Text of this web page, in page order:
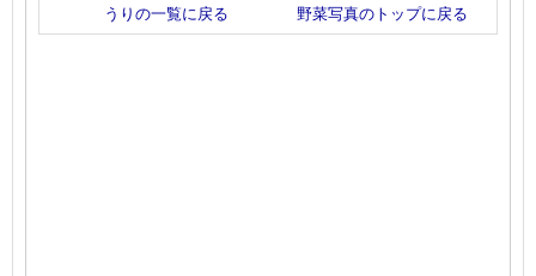
うりの一覧に戻る 野菜写真のトップに戻る